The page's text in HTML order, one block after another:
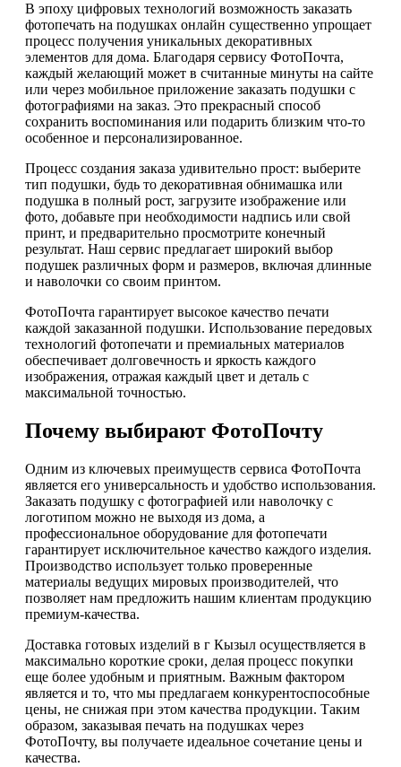
В эпоху цифровых технологий возможность заказать
фотопечать на подушках онлайн существенно упрощает
процесс получения уникальных декоративных
элементов для дома. Благодаря сервису ФотоПочта,
каждый желающий может в считанные минуты на сайте
или через мобильное приложение заказать подушки с
фотографиями на заказ. Это прекрасный способ
сохранить воспоминания или подарить близким что-то
особенное и персонализированное.
Процесс создания заказа удивительно прост: выберите
тип подушки, будь то декоративная обнимашка или
подушка в полный рост, загрузите изображение или
фото, добавьте при необходимости надпись или свой
принт, и предварительно просмотрите конечный
результат. Наш сервис предлагает широкий выбор
подушек различных форм и размеров, включая длинные
и наволочки со своим принтом.
ФотоПочта гарантирует высокое качество печати
каждой заказанной подушки. Использование передовых
технологий фотопечати и премиальных материалов
обеспечивает долговечность и яркость каждого
изображения, отражая каждый цвет и деталь с
максимальной точностью.
Почему выбирают ФотоПочту
Одним из ключевых преимуществ сервиса ФотоПочта
является его универсальность и удобство использования.
Заказать подушку с фотографией или наволочку с
логотипом можно не выходя из дома, а
профессиональное оборудование для фотопечати
гарантирует исключительное качество каждого изделия.
Производство использует только проверенные
материалы ведущих мировых производителей, что
позволяет нам предложить нашим клиентам продукцию
премиум-качества.
Доставка готовых изделий в г Кызыл осуществляется в
максимально короткие сроки, делая процесс покупки
еще более удобным и приятным. Важным фактором
является и то, что мы предлагаем конкурентоспособные
цены, не снижая при этом качества продукции. Таким
образом, заказывая печать на подушках через
ФотоПочту, вы получаете идеальное сочетание цены и
качества.